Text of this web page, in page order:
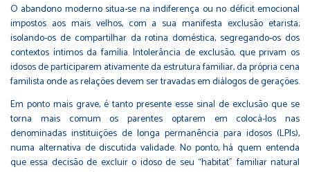
O abandono moderno situa-se na indiferença ou no déficit emocional
impostos aos mais velhos, com a sua manifesta exclusão etarista;
isolando-os de compartilhar da rotina doméstica, segregando-os dos
contextos íntimos da família. Intolerância de exclusão, que privam os
idosos de participarem ativamente da estrutura familiar, da própria cena
familista onde as relações devem ser travadas em diálogos de gerações.
Em ponto mais grave, é tanto presente esse sinal de exclusão que se
torna mais comum os parentes optarem em colocá-los nas
denominadas instituições de longa permanência para idosos (LPIs),
numa alternativa de discutida validade. No ponto, há quem entenda
que essa decisão de excluir o idoso de seu “habitat” familiar natural